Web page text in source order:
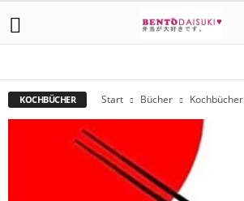
KOCHBÜCHER Start Bücher Kochbücher